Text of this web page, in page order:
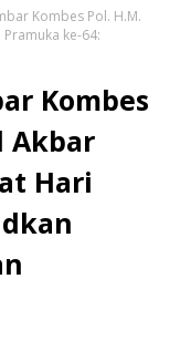
Kombes Pol. H.M.
ke-64:
Kombes
Akbar
Hari